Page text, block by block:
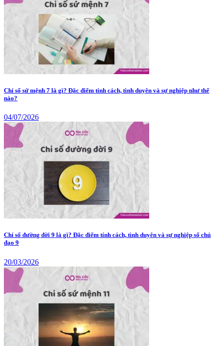
Chỉ số sứ mệnh 7 là gì? Đặc điểm tính cách, tình duyên và sự nghiệp như thế
nào?
04/07/2026
Chỉ số đường đời 9 là gì? Đặc điểm tính cách, tình duyên và sự nghiệp số chủ
đạo 9
20/03/2026